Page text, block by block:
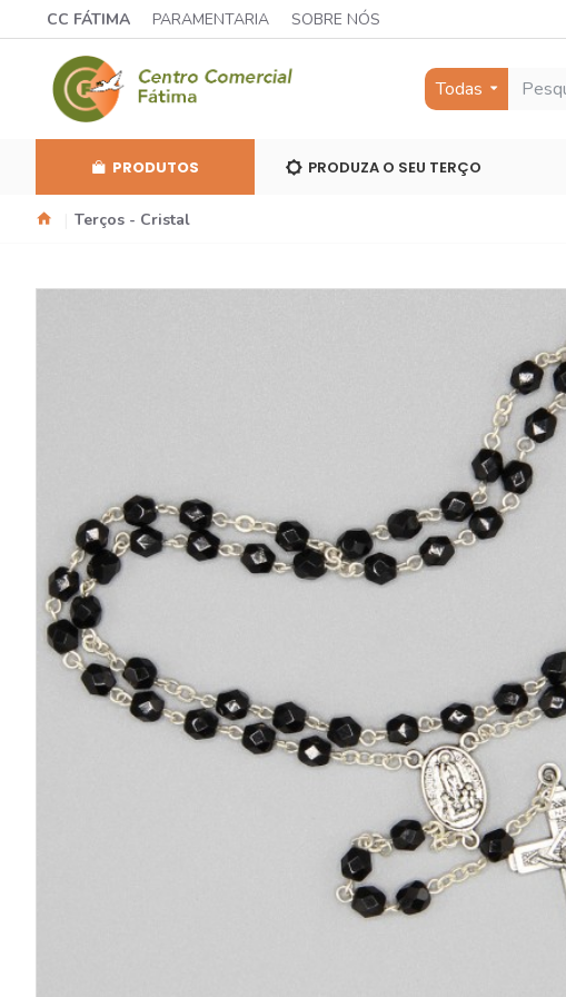
CC FÁTIMA PARAMENTARIA SOBRE NÓS
Todas
PRODUTOS PRODUZA O SEU TERÇO
Terços - Cristal